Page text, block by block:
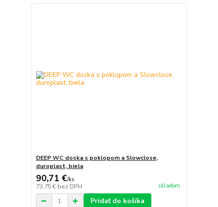
DEEP WC doska s poklopom a Slowclose,
duroplast, biela
90,71 €/ks
73,75 € bez DPH skladom
Pridať do košíka